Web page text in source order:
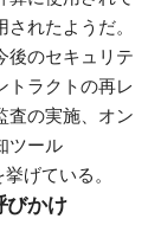
れたようだ。
後のセキュリテ
トラクトの再レ
査の実施、オン
ツール
げている。
びかけ